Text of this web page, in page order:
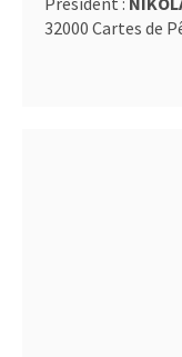
32000 Cartes de